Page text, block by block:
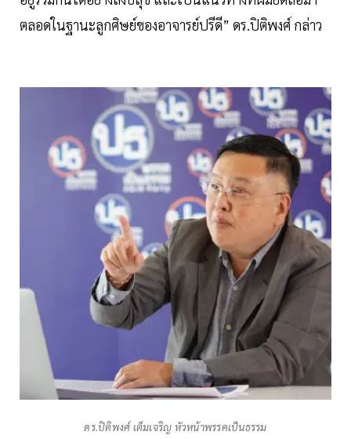
ตลอดในฐานะลูกศิษย์ของอาจารย์ปรีดี” ดร.ปิติพงศ์ กล่าว
ดร.ปิติพงศ์ เต็มเจริญ หัวหน้าพรรคเป็นธรรม